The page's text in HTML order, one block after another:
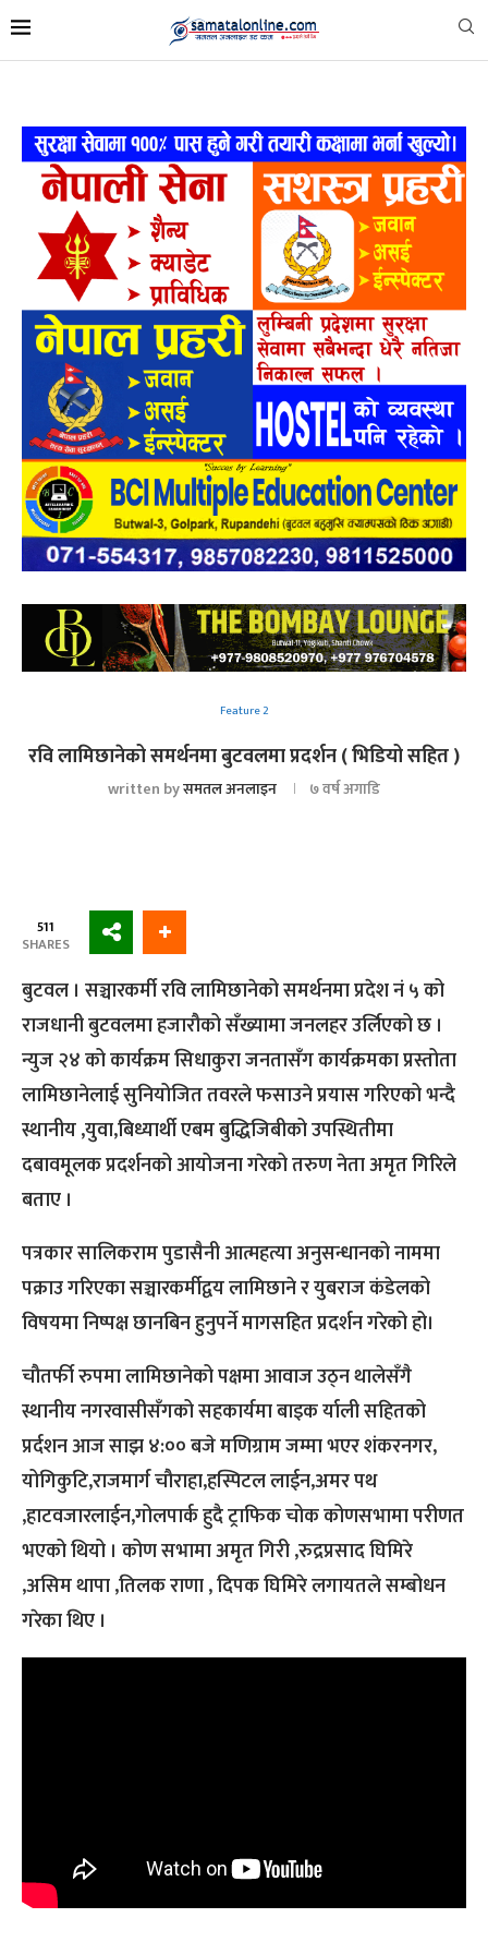
Feature 2
रवि लामिछानेको समर्थनमा बुटवलमा प्रदर्शन ( भिडियो सहित )
written byसमतल अनलाइन ७ वर्ष अगाडि
511
SHARES
बुटवल । सञ्चारकर्मी रवि लामिछानेको समर्थनमा प्रदेश नं ५ को
राजधानी बुटवलमा हजारौको सँख्यामा जनलहर उर्लिएको छ ।
न्युज २४ को कार्यक्रम सिधाकुरा जनतासँग कार्यक्रमका प्रस्तोता
लामिछानेलाई सुनियोजित तवरले फसाउने प्रयास गरिएको भन्दै
स्थानीय ,युवा,बिध्यार्थी एबम बुद्धिजिबीको उपस्थितीमा
दबावमूलक प्रदर्शनको आयोजना गरेको तरुण नेता अमृत गिरिले
बताए ।
पत्रकार सालिकराम पुडासैनी आत्महत्या अनुसन्धानको नाममा
पक्राउ गरिएका सञ्चारकर्मीद्वय लामिछाने र युबराज कंडेलको
विषयमा निष्पक्ष छानबिन हुनुपर्ने मागसहित प्रदर्शन गरेको हो।
चौतर्फी रुपमा लामिछानेको पक्षमा आवाज उठ्न थालेसँगै
स्थानीय नगरवासीसँगको सहकार्यमा बाइक र्याली सहितको
प्रर्दशन आज साझ ४:०० बजे मणिग्राम जम्मा भएर शंकरनगर,
योगिकुटि,राजमार्ग चौराहा,हस्पिटल लाईन,अमर पथ
,हाटवजारलाईन,गोलपार्क हुदै ट्राफिक चोक कोणसभामा परीणत
भएको थियो । कोण सभामा अमृत गिरी ,रुद्रप्रसाद घिमिरे
,असिम थापा ,तिलक राणा , दिपक घिमिरे लगायतले सम्बोधन
गरेका थिए ।